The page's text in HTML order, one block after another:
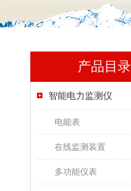
产品目录
智能电力监测仪
电能表
在线监测装置
多功能仪表